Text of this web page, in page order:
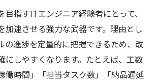
目指すITエンジニア経験者にとって、
加速させる強力な武器です。理由とし
の進捗を定量的に把握できるため、改
にしやすくなります。たとえば、工数
働時間」「担当タスク数」「納品遅延